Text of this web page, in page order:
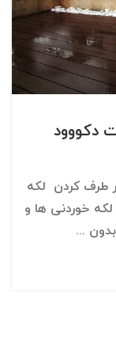
دکووود
طرف کردن لکه
خوردنی ها و
...